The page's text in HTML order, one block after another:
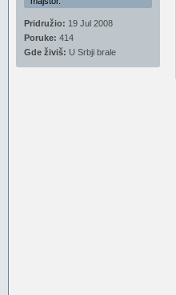
Pridružio: 19 Jul 2008
Poruke: 414
Gde živiš: U Srbji brale